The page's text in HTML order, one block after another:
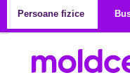
Persoane fizice